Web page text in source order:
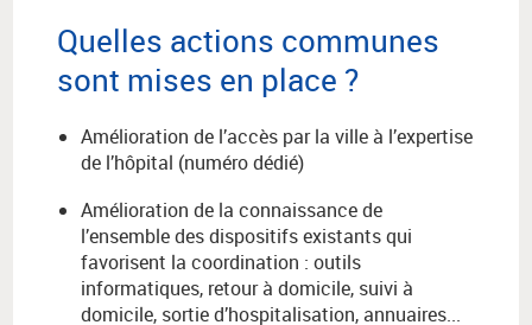
Quelles actions communes
sont mises en place ?
Amélioration de l’accès par la ville à l’expertise
de l’hôpital (numéro dédié)
Amélioration de la connaissance de
l’ensemble des dispositifs existants qui
favorisent la coordination : outils
informatiques, retour à domicile, suivi à
domicile, sortie d’hospitalisation, annuaires...